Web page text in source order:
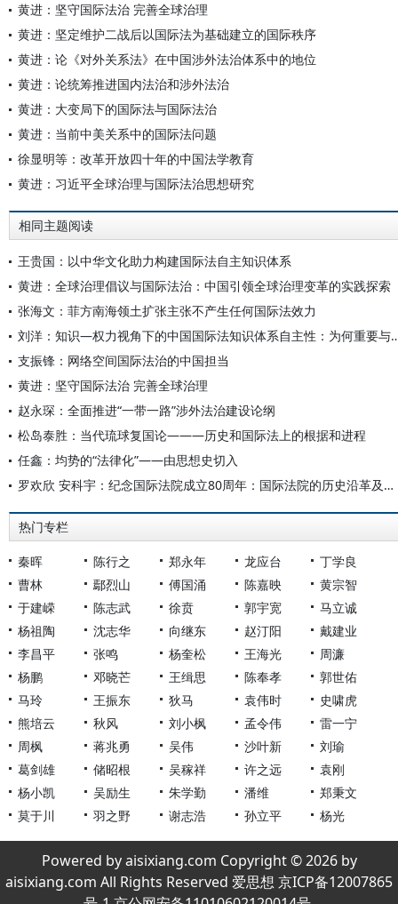
黄进：坚守国际法治 完善全球治理
黄进：坚定维护二战后以国际法为基础建立的国际秩序
黄进：论《对外关系法》在中国涉外法治体系中的地位
黄进：论统筹推进国内法治和涉外法治
黄进：大变局下的国际法与国际法治
黄进：当前中美关系中的国际法问题
徐显明等：改革开放四十年的中国法学教育
黄进：习近平全球治理与国际法治思想研究
相同主题阅读
王贵国：以中华文化助力构建国际法自主知识体系
黄进：全球治理倡议与国际法治：中国引领全球治理变革的实践探索
张海文：菲方南海领土扩张主张不产生任何国际法效力
刘洋：知识—权力视角下的中国
支振锋：网络空间国际法治的中国担当
黄进：坚守国际法治 完善全球治理
赵永琛：全面推进“一带一路”涉外法治建设论纲
松岛泰胜：当代琉球复国论———历史和国际法上的根据和进程
任鑫：均势的“法律化”——由思想史切入
罗欢欣 安科宇：纪念国际法院成立80周年：国际法院的历史沿革及中国的参与和贡献
热门专栏
秦晖 陈行之 郑永年 龙应台
丁学良
曹林
鄢烈山 傅国涌 陈嘉映
黄宗智
于建嵘
陈志武 徐贲 郭宇宽
马立诚
杨祖陶
沈志华 向继东 赵汀阳
戴建业
李昌平
张鸣 杨奎松 王海光
周濂
杨鹏
邓晓芒 王缉思 陈奉孝
郭世佑
马玲
王振东 狄马 袁伟时
史啸虎
熊培云
秋风 刘小枫 孟令伟
雷一宁
周枫
蒋兆勇 吴伟 沙叶新
刘瑜
葛剑雄
储昭根 吴稼祥 许之远
袁刚
杨小凯
吴励生 朱学勤 潘维
郑秉文
莫于川
羽之野 谢志浩 孙立平 杨光
Powered by aisixiang.com Copyright © 2026 by
aisixiang.com All Rights Reserved 爱思想 京ICP备12007865